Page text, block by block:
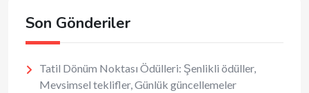
Son Gönderiler
Tatil Dönüm Noktası Ödülleri: Şenlikli ödüller,
Mevsimsel teklifler, Günlük güncellemeler